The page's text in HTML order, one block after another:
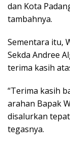
dan Kota
tambahnya.
Sementara itu,
Sekda Andree
terima kasih
“Terima kasih
arahan Bapak
disalurkan
tegasnya.